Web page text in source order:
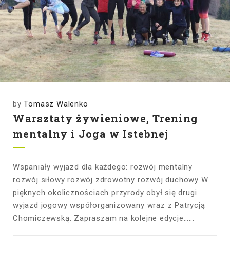
byTomasz Walenko
Warsztaty żywieniowe, Trening
mentalny i Joga w Istebnej
Wspaniały wyjazd dla każdego: rozwój mentalny
rozwój siłowy rozwój zdrowotny rozwój duchowy W
pięknych okolicznościach przyrody obył się drugi
wyjazd jogowy współorganizowany wraz z Patrycją
Chomiczewską. Zapraszam na kolejne edycje…...